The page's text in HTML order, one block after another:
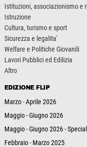
Istituzioni, associazionismo e
Istruzione
Cultura, turismo e sport
Sicurezza e legalita'
Welfare e Politiche Giovanili
Lavori Pubblici ed Edilizia
Altro
EDIZIONE FLIP
Marzo - Aprile 2026
Maggio - Giugno 2026
Maggio - Giugno 2026 -
Febbraio - Marzo 2025